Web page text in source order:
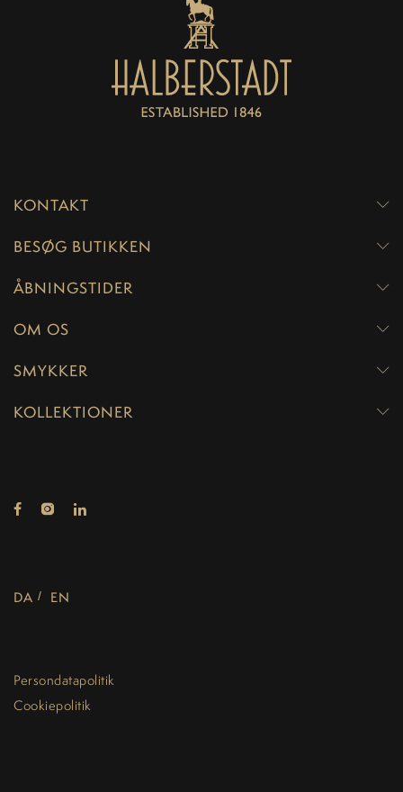
KONTAKT
BESØG BUTIKKEN
ÅBNINGSTIDER
OM OS
SMYKKER
KOLLEKTIONER
DA EN
Persondatapolitik
Cookiepolitik